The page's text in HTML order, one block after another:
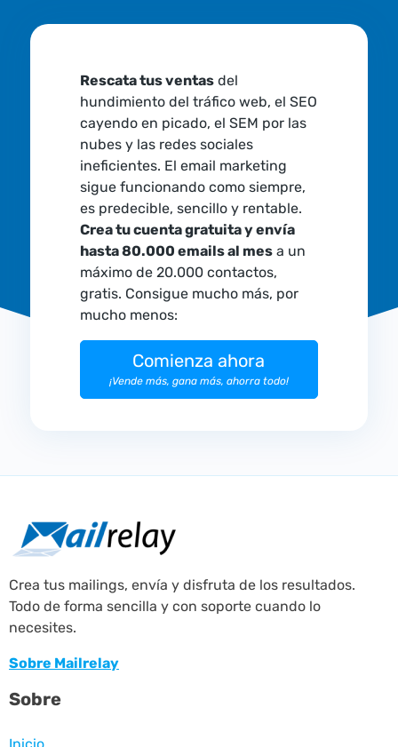
Rescata tus ventasdel
hundimiento del tráfico web, el SEO
cayendo en picado, el SEM por las
nubes y las redes sociales
ineficientes. El email marketing
sigue funcionando como siempre,
es predecible, sencillo y rentable.
Crea tu cuenta gratuita y envía
hasta 80.000 emails al mesa un
máximo de 20.000 contactos,
gratis. Consigue mucho más, por
mucho menos:
Comienza ahora
¡Vende más, gana más, ahorra todo!
Crea tus mailings, envía y disfruta de los resultados.
Todo de forma sencilla y con soporte cuando lo
necesites.
Sobre Mailrelay
Sobre